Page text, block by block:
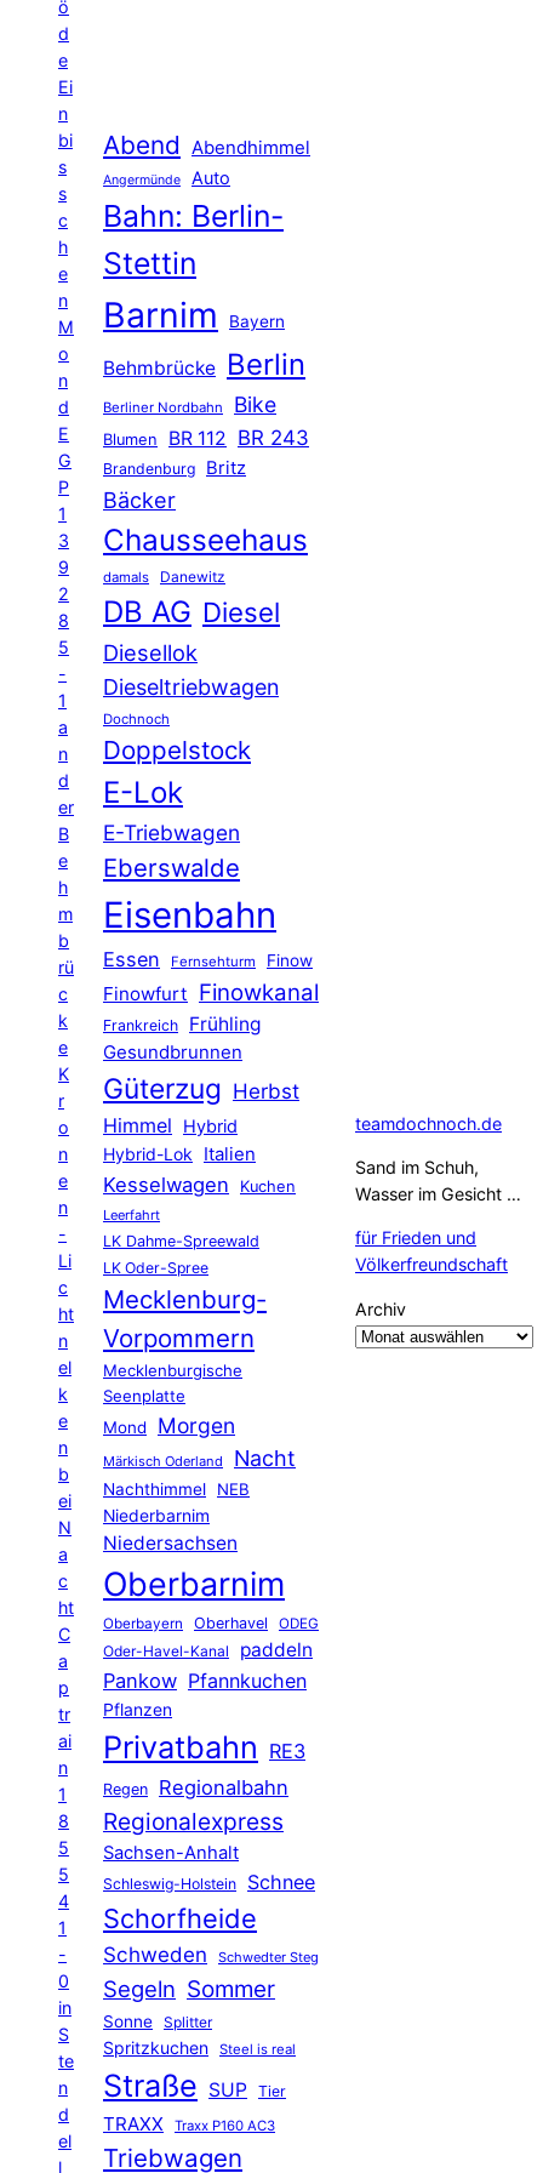
ö
d
e
Ei
n
bi
s
s
c
h
e
n
M
o
n
d
E
G
P
1
3
9
2
8
5
-
1
a
n
d
er
B
e
h
m
b
rü
c
k
e
K
r
o
n
e
n
-
Li
c
ht
n
el
k
e
n
b
ei
N
a
c
ht
C
a
p
tr
ai
n
1
8
5
5
4
1
-
0
in
S
te
n
d
el
l
Abend Abendhimmel
Angermünde Auto
Bahn: Berlin-
Stettin
Barnim Bayern
Behmbrücke Berlin
Berliner Nordbahn Bike
Blumen BR 112 BR 243
Brandenburg Britz
Bäcker
Chausseehaus
damals Danewitz
DB AG Diesel
Diesellok
Dieseltriebwagen
Dochnoch
Doppelstock
E-Lok
E-Triebwagen
Eberswalde
Eisenbahn
Essen Fernsehturm Finow
Finowfurt Finowkanal
Frankreich Frühling
Gesundbrunnen
Güterzug Herbst
Himmel
Hybrid
Hybrid-Lok Italien
Kesselwagen Kuchen
Leerfahrt
LK Dahme-Spreewald
LK Oder-Spree
Mecklenburg-
Vorpommern
Mecklenburgische
Seenplatte
Mond
Morgen
Märkisch Oderland Nacht
Nachthimmel
NEB
Niederbarnim
Niedersachsen
Oberbarnim
Oberbayern Oberhavel ODEG
Oder-Havel-Kanal paddeln
Pankow Pfannkuchen
Pflanzen
Privatbahn RE3
Regen Regionalbahn
Regionalexpress
Sachsen-Anhalt
Schleswig-Holstein Schnee
Schorfheide
Schweden Schwedter Steg
Segeln Sommer
Sonne Splitter
Spritzkuchen Steel is real
Straße SUP Tier
TRAXX Traxx P160 AC3
Triebwagen
teamdochnoch.de
Sand im Schuh,
Wasser im Gesicht …
für Frieden und
Völkerfreundschaft
Archiv